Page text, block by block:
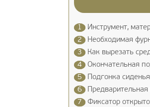
1
Инструмент,
2
Необходимая
3
Как вырезать
4
Окончательная
5
Подгонка
6
Предварительная
7
Фиксатор